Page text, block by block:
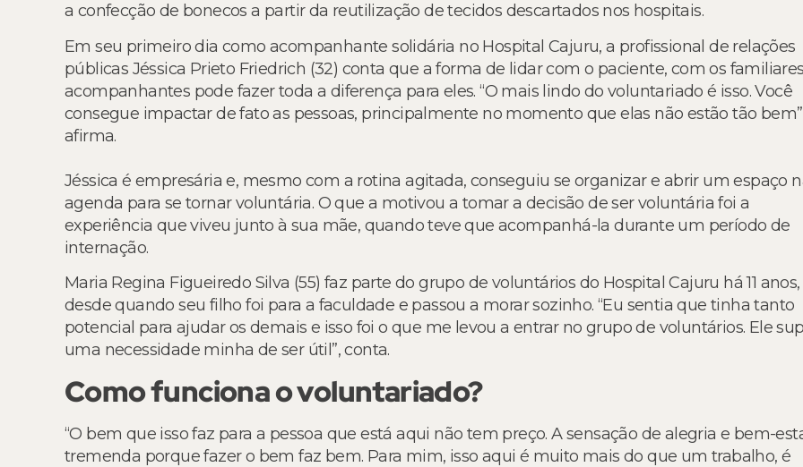
a confecção de bonecos a partir da reutilização de tecidos descartados nos hospitais.
Em seu primeiro dia como acompanhante solidária no Hospital Cajuru, a profissional de relações
públicas Jéssica Prieto Friedrich (32) conta que a forma de lidar com o paciente, com os
acompanhantes pode fazer toda a diferença para eles. “O mais lindo do voluntariado é isso. Você
consegue impactar de fato as pessoas, principalmente no momento que elas não estão tão
afirma.
Jéssica é empresária e, mesmo com a rotina agitada, conseguiu se organizar e abrir um espaço
agenda para se tornar voluntária. O que a motivou a tomar a decisão de ser voluntária foi a
experiência que viveu junto à sua mãe, quando teve que acompanhá-la durante um período de
internação.
Maria Regina Figueiredo Silva (55) faz parte do grupo de voluntários do Hospital Cajuru há 11 anos,
desde quando seu filho foi para a faculdade e passou a morar sozinho. “Eu sentia que tinha tanto
potencial para ajudar os demais e isso foi o que me levou a entrar no grupo de voluntários. Ele
uma necessidade minha de ser útil”, conta.
Como funciona o voluntariado?
“O bem que isso faz para a pessoa que está aqui não tem preço. A sensação de alegria e bem-
tremenda porque fazer o bem faz bem. Para mim, isso aqui é muito mais do que um trabalho, é